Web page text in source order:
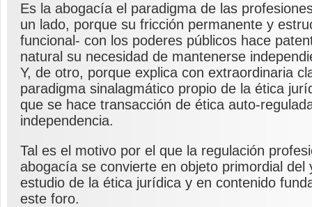
Es la abogacía el paradigma de las
un lado, porque su fricción permanente y
funcional- con los poderes públicos hace
natural su necesidad de mantenerse
Y, de otro, porque explica con extraordinaria
paradigma sinalagmático propio de la ética
que se hace transacción de ética auto-
independencia.
Tal es el motivo por el que la regulación
abogacía se convierte en objeto primordial del
estudio de la ética jurídica y en contenido
este foro.